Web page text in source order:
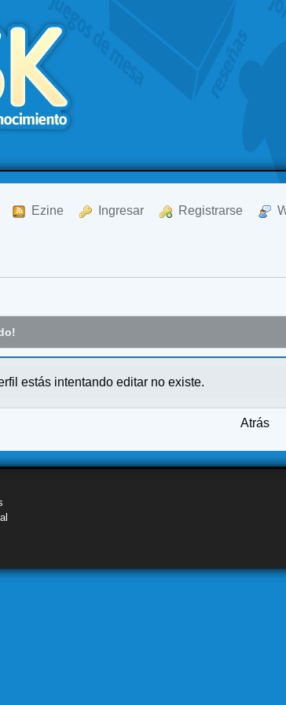
Ezine Ingresar Registrarse
estás intentando editar no existe.
Atrás